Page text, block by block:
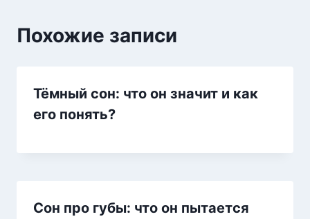
Похожие записи
Тёмный сон: что он значит и как
его понять?
Сон про губы: что он пытается